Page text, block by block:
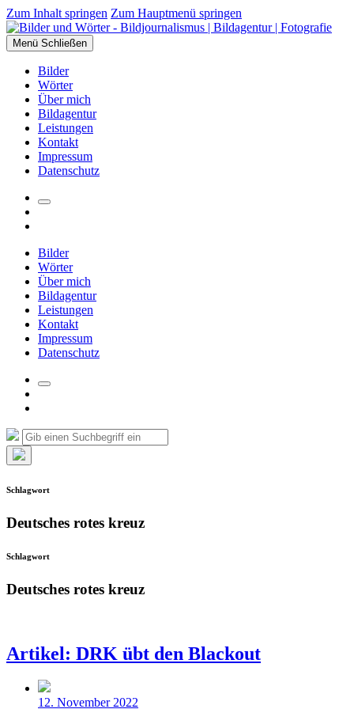
Zum Inhalt springen Zum Hauptmenü springen
Menü Schließen
Bilder
Wörter
Über mich
Bildagentur
Leistungen
Kontakt
Impressum
Datenschutz
Suchfeld
Bilder
Wörter
Über mich
Bildagentur
Leistungen
Kontakt
Impressum
Datenschutz
Suchfeld
Suche
nach:
Suchen
Such-
verbergen
Schlagwort
Deutsches rotes kreuz
Schlagwort
Deutsches rotes kreuz
Artikel: DRK übt den Blackout
Beitragsdatum
12. November 2022